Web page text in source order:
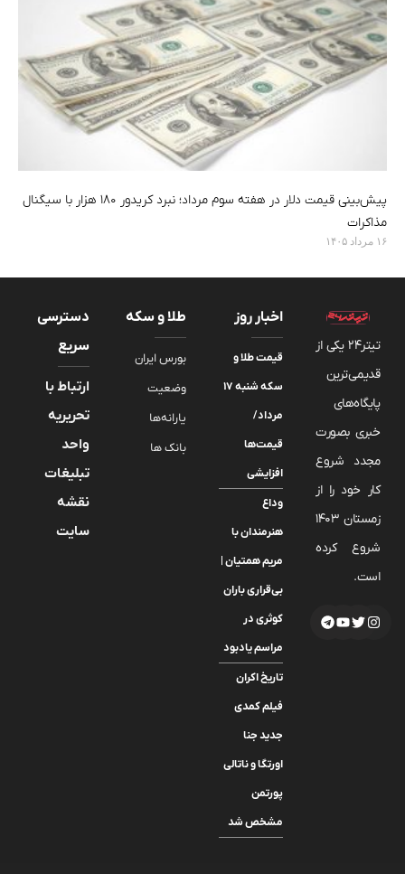
پیش‌بینی قیمت دلار در هفته سوم مرداد؛ نبرد کریدور ۱۸۰ هزار با سیگنال
مذاکرات
۱۶ مرداد ۱۴۰۵
تیتر24 یکی از
قدیمی‌ترین
پایگاه‌های
خبری بصورت
مجدد شروع
کار خود را از
زمستان 1403
شروع کرده
است.
اخبار روز
قیمت طلا و
سکه شنبه ۱۷
مرداد/
قیمت‌ها
افزایشی
وداع
هنرمندان با
مریم همتیان |
بی‌قراری باران
کوثری در
مراسم یادبود
تاریخ اکران
فیلم کمدی
جدید جنا
اورتگا و ناتالی
پورتمن
مشخص شد
طلا و سکه
بورس ایران
وضعیت
یارانه‌ها
بانک ها
دسترسی
سریع
ارتباط با
تحریریه
واحد
تبلیغات
نقشه
سایت